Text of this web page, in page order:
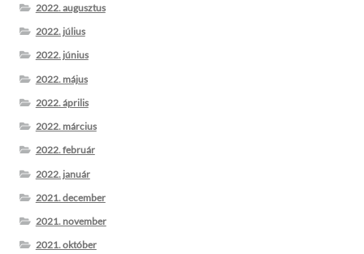
2022. augusztus
2022. július
2022. június
2022. május
2022. április
2022. március
2022. február
2022. január
2021. december
2021. november
2021. október